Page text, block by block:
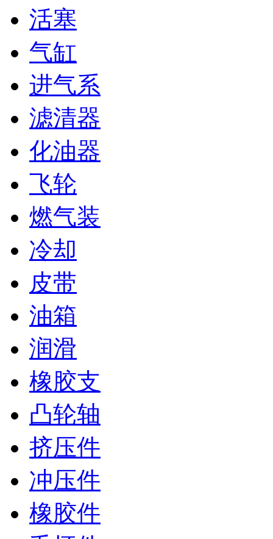
活塞
气缸
进气系
滤清器
化油器
飞轮
燃气装
冷却
皮带
油箱
润滑
橡胶支
凸轮轴
挤压件
冲压件
橡胶件